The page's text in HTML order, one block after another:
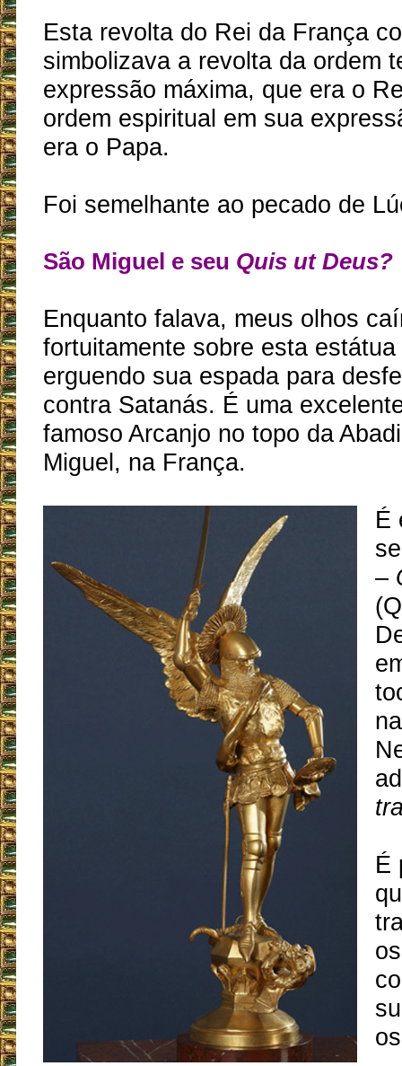
Esta revolta do Rei da França
simbolizava a revolta da ordem
expressão máxima, que era o
ordem espiritual em sua
era o Papa.
Foi semelhante ao pecado de
São Miguel e seu Quis ut Deus?
Enquanto falava, meus olhos
fortuitamente sobre esta
erguendo sua espada para
contra Satanás. É uma
famoso Arcanjo no topo da
Miguel, na França.
É
–
É